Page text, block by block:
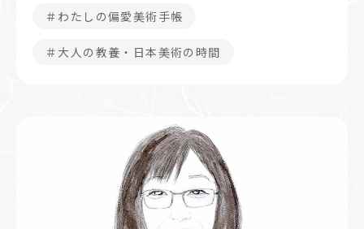
＃わたしの偏愛美術手帳
＃大人の教養・日本美術の時間